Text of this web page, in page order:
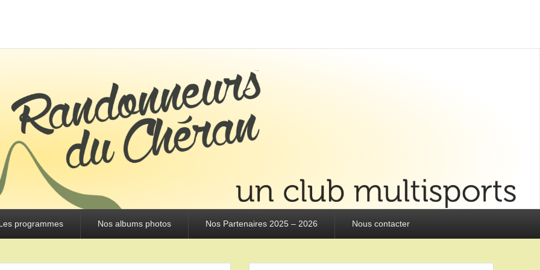
programmes Nos albums photos Nos Partenaires 2025 – 2026 Nous contacter